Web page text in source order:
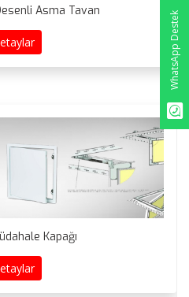
Asma Tavan
Kapağı
WhatsApp Destek